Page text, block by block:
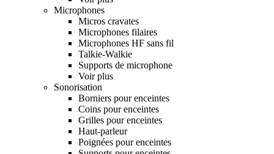
Microphones
Micros cravates
Microphones filaires
Microphones HF sans fil
Talkie-Walkie
Supports de microphone
Voir plus
Sonorisation
Borniers pour enceintes
Coins pour enceintes
Grilles pour enceintes
Haut-parleur
Poignées pour enceintes